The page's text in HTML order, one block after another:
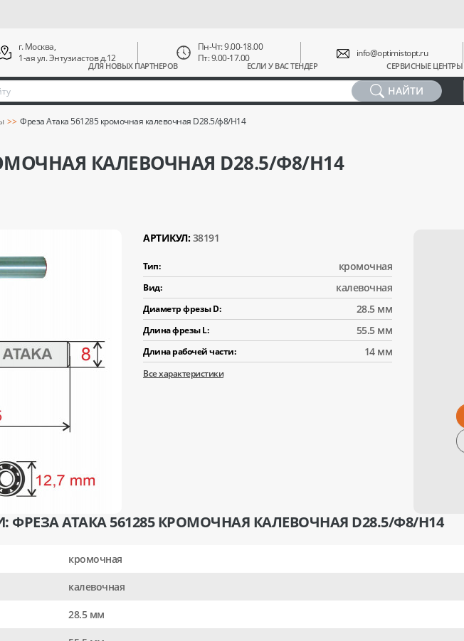
ДЛЯ НОВЫХ ПАРТНЕРОВ ЕСЛИ У ВАС ТЕНДЕР СЕРВИСНЫЕ ЦЕНТРЫ
г. Москва,
1-ая ул. Энтузиастов д.12
Пн-Чт: 9.00-18.00
Пт: 9.00-17.00
info@optimistopt.ru
НАЙТИ
Фреза Атака 561285 кромочная калевочная D28.5/ф8/H14
КАЛЕВОЧНАЯ D28.5/Ф8/H14
АРТИКУЛ: 38191
Тип: кромочная
Вид: калевочная
Диаметр фрезы D: 28.5 мм
Длина фрезы L: 55.5 мм
Длина рабочей части: 14 мм
Все характеристики
ФРЕЗА АТАКА 561285 КРОМОЧНАЯ КАЛЕВОЧНАЯ D28.5/Ф8/H14
кромочная
калевочная
28.5 мм